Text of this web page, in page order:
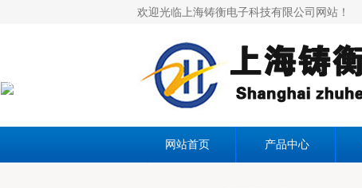
欢迎光临上海铸衡电子科技有限公司网站！
网站首页 产品中心
×